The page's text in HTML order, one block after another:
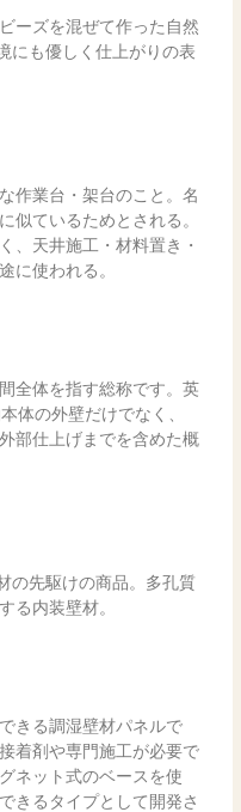
ーズを混ぜて作った自然
にも優しく仕上がりの表
作業台・架台のこと。名
似ているためとされる。
、天井施工・材料置き・
に使われる。
全体を指す総称です。英
体の外壁だけでなく、
部仕上げまでを含めた概
の先駆けの商品。多孔質
る内装壁材。
きる調湿壁材パネルで
着剤や専門施工が必要で
ネット式のベースを使
きるタイプとして開発さ